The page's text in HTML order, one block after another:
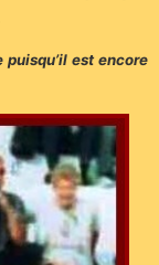
puisqu’il est encore